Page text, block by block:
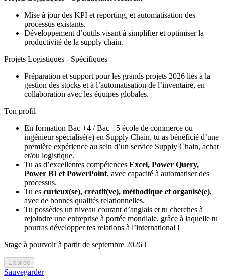
Mise à jour des KPI et reporting, et automatisation des
processus existants.
Développement d’outils visant à simplifier et optimiser la
productivité de la supply chain.
Projets Logistiques - Spécifiques
Préparation et support pour les grands projets 2026 liés à la
gestion des stocks et à l’automatisation de l’inventaire, en
collaboration avec les équipes globales.
Ton profil
En formation Bac +4 / Bac +5 école de commerce ou
ingénieur spécialisé(e) en Supply Chain, tu as bénéficié d’une
première expérience au sein d’un service Supply Chain, achat
et/ou logistique.
Tu as d’excellentes compétences Excel, Power Query,
Power BI et PowerPoint, avec capacité à automatiser des
processus.
Tu es curieux(se), créatif(ve), méthodique et organisé(e),
avec de bonnes qualités relationnelles.
Tu possèdes un niveau courant d’anglais et tu cherches à
rejoindre une entreprise à portée mondiale, grâce à laquelle tu
pourras développer tes relations à l’international !
Stage à pourvoir à partir de septembre 2026 !
Expirée
Sauvegarder